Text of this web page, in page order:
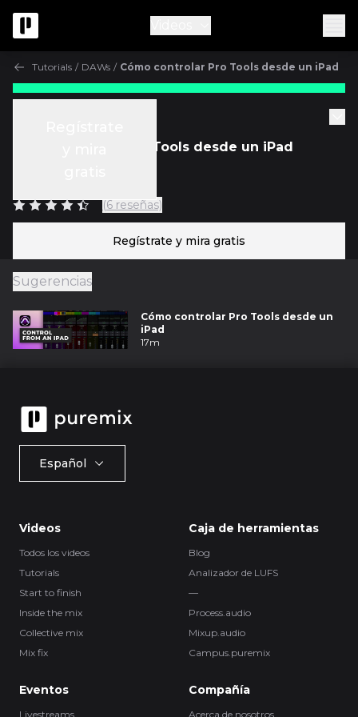
Tutorials / DAWs / Cómo controlar Pro Tools desde un iPad
Cómo controlar Pro Tools desde un iPad
(6 reseñas)
Regístrate y mira gratis
Sugerencias
Cómo controlar Pro Tools desde un
iPad
17m
Español
Videos
Todos los videos
Tutorials
Start to finish
Inside the mix
Collective mix
Mix fix
Caja de herramientas
Blog
Analizador de LUFS
—
Process.audio
Mixup.audio
Campus.puremix
Eventos
Livestreams
Compañía
Acerca de nosotros